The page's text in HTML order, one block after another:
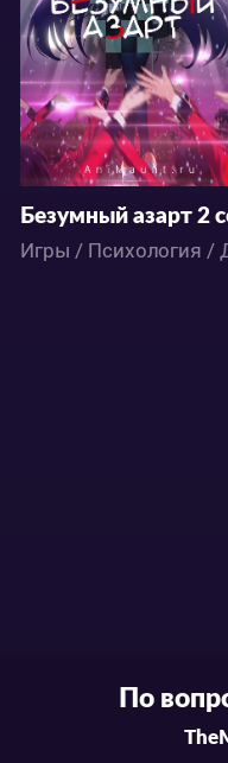
43 159
По